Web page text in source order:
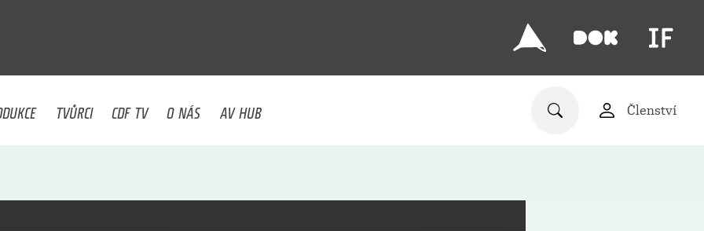
TVŮRCI CDF TV O NÁS AV HUB Členství